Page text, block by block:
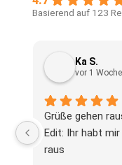
Basierend auf 123
Ka S.
vor 1 Woche
Grüße gehen
Edit: Ihr habt
raus